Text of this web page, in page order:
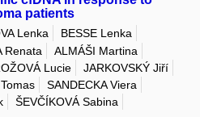
patients
Lenka
BESSE Lenka
Renata
ALMÁŠI Martina
Lucie
JARKOVSKÝ Jiří
SANDECKA Viera
ŠEVČÍKOVÁ Sabina